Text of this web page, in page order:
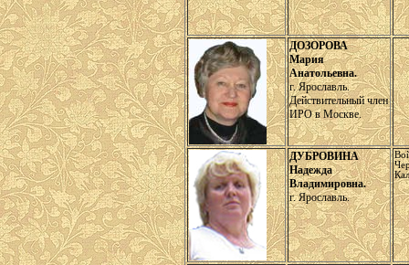
ДОЗОРОВА
Мария
Анатольевна.
г. Ярославль.
Действительный член
ИРО в Москве.
ДУБРОВИНА
Надежда
Владимировна.
г. Ярославль.